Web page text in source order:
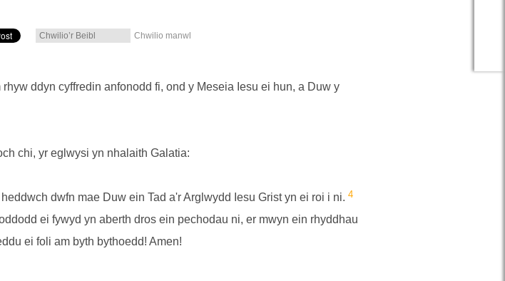
Chwilio manwl
ddyn cyffredin anfonodd fi, ond y Meseia Iesu ei hun, a Duw y
chi, yr eglwysi yn nhalaith Galatia:
dwfn mae Duw ein Tad a'r Arglwydd Iesu Grist yn ei roi i ni. 4
ei fywyd yn aberth dros ein pechodau ni, er mwyn ein rhyddhau
ei foli am byth bythoedd! Amen!